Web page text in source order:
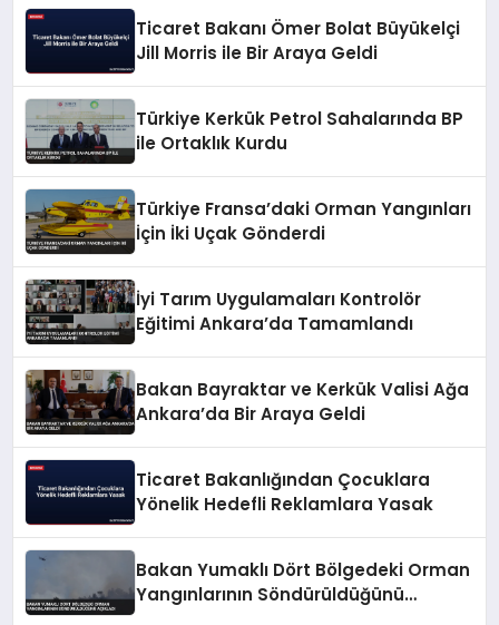
Ticaret Bakanı Ömer Bolat Büyükelçi
Jill Morris ile Bir Araya Geldi
Türkiye Kerkük Petrol Sahalarında BP
ile Ortaklık Kurdu
Türkiye Fransa’daki Orman Yangınları
İçin İki Uçak Gönderdi
İyi Tarım Uygulamaları Kontrolör
Eğitimi Ankara’da Tamamlandı
Bakan Bayraktar ve Kerkük Valisi Ağa
Ankara’da Bir Araya Geldi
Ticaret Bakanlığından Çocuklara
Yönelik Hedefli Reklamlara Yasak
Bakan Yumaklı Dört Bölgedeki Orman
Yangınlarının Söndürüldüğünü